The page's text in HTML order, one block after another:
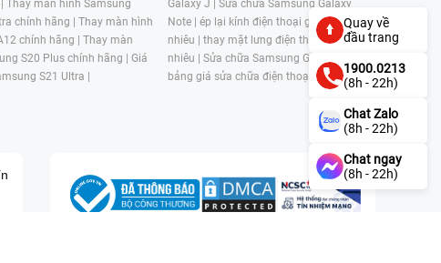
Thay màn hình Samsung
chính hãng | Thay màn hình
chính hãng | Thay màn
S20 Plus chính hãng | Giá
S21 Ultra |
Galaxy J | Sửa chữa Samsung Galaxy
Note | ép lại kính điện thoại giá bao
nhiêu | thay mặt lưng điện thoại giá bao
nhiêu | Sửa chữa Samsung Galaxy S |
bảng giá sửa chữa điện thoại samsung |
Quay về
đầu trang
1900.0213
(8h - 22h)
Chat Zalo
(8h - 22h)
Chat ngay
(8h - 22h)